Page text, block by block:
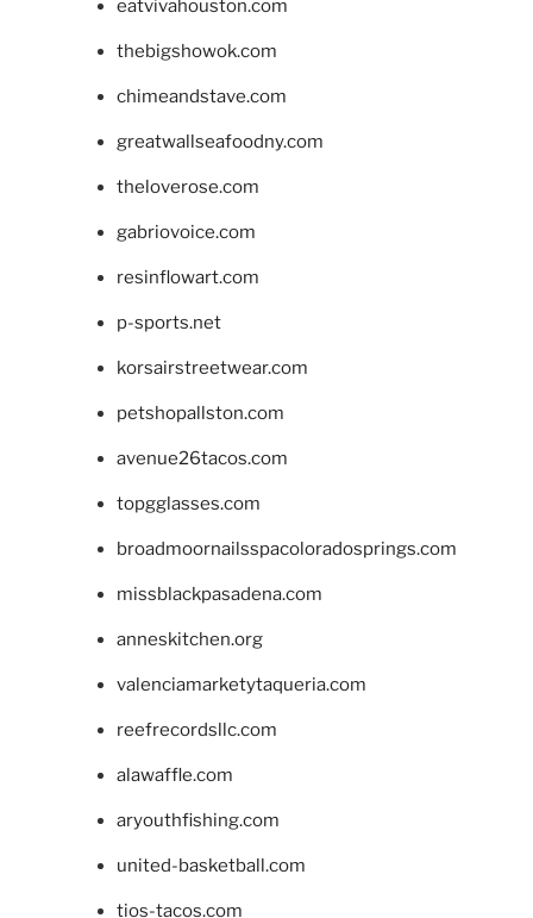
eatvivahouston.com
thebigshowok.com
chimeandstave.com
greatwallseafoodny.com
theloverose.com
gabriovoice.com
resinflowart.com
p-sports.net
korsairstreetwear.com
petshopallston.com
avenue26tacos.com
topgglasses.com
broadmoornailsspacoloradosprings.com
missblackpasadena.com
anneskitchen.org
valenciamarketytaqueria.com
reefrecordsllc.com
alawaffle.com
aryouthfishing.com
united-basketball.com
tios-tacos.com